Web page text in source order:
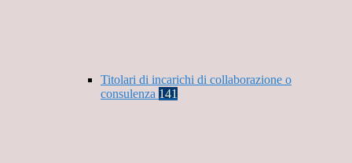
Titolari di incarichi di collaborazione o
consulenza 141